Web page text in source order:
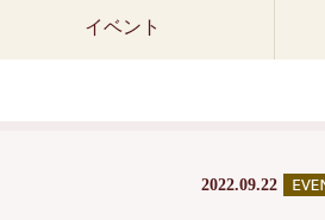
イベント
2022.09.22